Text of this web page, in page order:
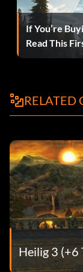
Richter, Jury,
30
Mit gutem
Sanitäter! -
Multi Culti -
aus
On the Line -
Spielern ab - 15
Einer für alle -
Online Master -
If You’re
Read This
RELATED
Heilig 3 (+6